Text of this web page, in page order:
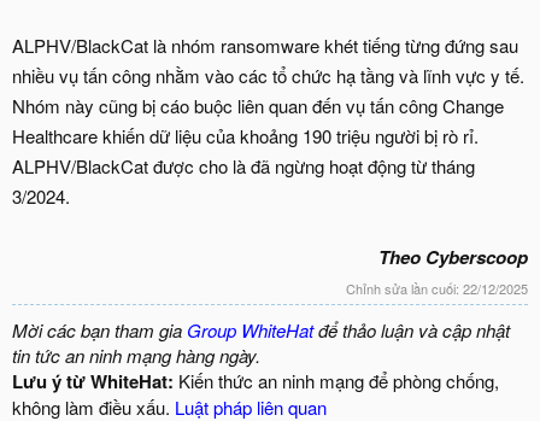
ALPHV/BlackCat là nhóm ransomware khét tiếng từng đứng sau
nhiều vụ tấn công nhằm vào các tổ chức hạ tầng và lĩnh vực y tế.
Nhóm này cũng bị cáo buộc liên quan đến vụ tấn công Change
Healthcare khiến dữ liệu của khoảng 190 triệu người bị rò rỉ.
ALPHV/BlackCat được cho là đã ngừng hoạt động từ tháng
3/2024.
Theo Cyberscoop
Chỉnh sửa lần cuối: 22/12/2025
Mời các bạn tham gia Group WhiteHatđể thảo luận và cập nhật
tin tức an ninh mạng hàng ngày.
Lưu ý từ WhiteHat: Kiến thức an ninh mạng để phòng chống,
không làm điều xấu. Luật pháp liên quan